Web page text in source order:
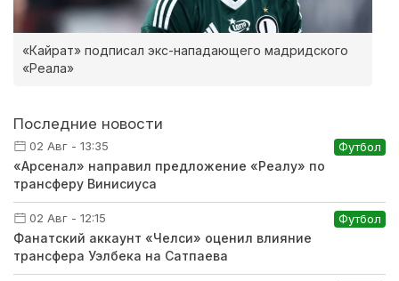
«Кайрат» подписал экс-нападающего мадридского
«Реала»
Последние новости
02 Авг - 13:35 Футбол
«Арсенал» направил предложение «Реалу» по
трансферу Винисиуса
02 Авг - 12:15 Футбол
Фанатский аккаунт «Челси» оценил влияние
трансфера Уэлбека на Сатпаева